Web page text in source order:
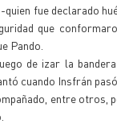
quien fue declarado
que
Pando.
de izar la
cuando Insfrán
entre otros,